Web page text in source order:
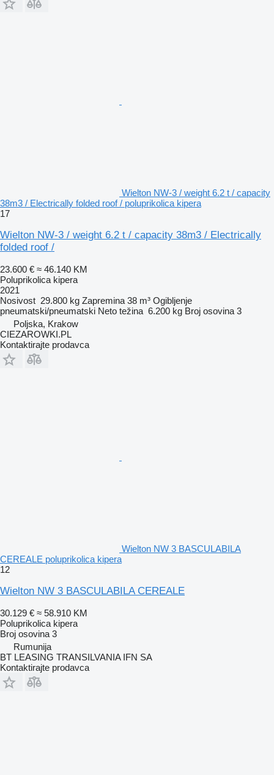
Wielton NW-3 / weight 6.2 t / capacity
38m3 / Electrically folded roof / poluprikolica kipera
17
Wielton NW-3 / weight 6.2 t / capacity 38m3 / Electrically
folded roof /
23.600 € ≈ 46.140 KM
Poluprikolica kipera
2021
Nosivost 29.800 kg Zapremina 38 m³ Ogibljenje
pneumatski/pneumatski Neto težina 6.200 kg Broj osovina 3
Poljska, Krakow
CIEZAROWKI.PL
Kontaktirajte prodavca
Wielton NW 3 BASCULABILA
CEREALE poluprikolica kipera
12
Wielton NW 3 BASCULABILA CEREALE
30.129 € ≈ 58.910 KM
Poluprikolica kipera
Broj osovina 3
Rumunija
BT LEASING TRANSILVANIA IFN SA
Kontaktirajte prodavca